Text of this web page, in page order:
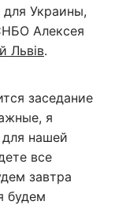
Украины,
Алексея
Львів.
заседание
я
нашей
все
завтра
будем